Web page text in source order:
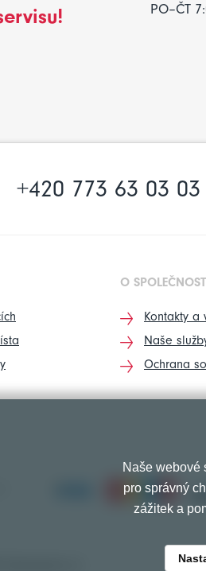
PO–ČT
+420 773 63 03 03
O
Kontakty a
Naše
Ochrana
Naše webové
pro správný
zážitek a